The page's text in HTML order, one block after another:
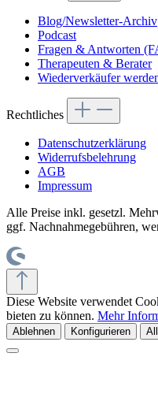
Blog/Newsletter-Archiv
Podcast
Fragen & Antworten
Therapeuten & Berater
Wiederverkäufer
Rechtliches
Datenschutzerklärung
Widerrufsbelehrung
AGB
Impressum
Alle Preise inkl. gesetzl.
ggf. Nachnahmegebühren,
Diese Website verwendet
bieten zu können. Mehr
Ablehnen Konfigurieren